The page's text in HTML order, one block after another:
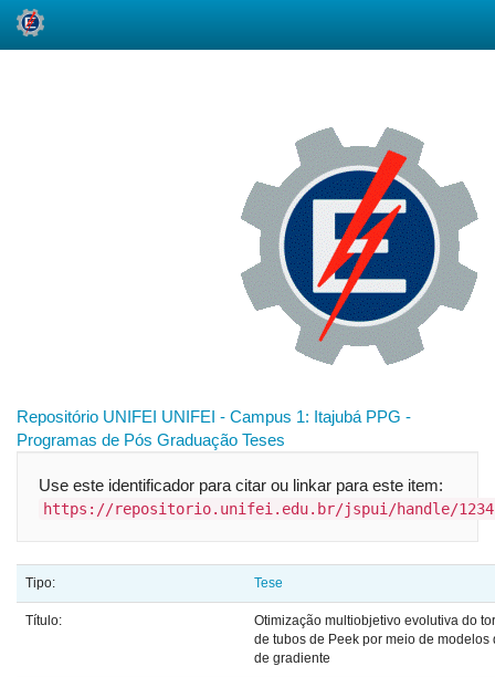
Repositório UNIFEI UNIFEI - Campus 1: Itajubá PPG -
Programas de Pós Graduação Teses
Use este identificador para citar ou linkar para este item:
https://repositorio.unifei.edu.br/jspui/handle/
Tipo: Tese
Título:
Otimização multiobjetivo evolutiva do
de tubos de Peek por meio de modelos
de gradiente